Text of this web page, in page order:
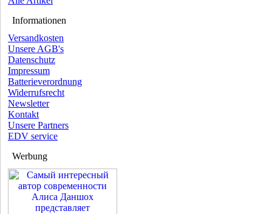
Informationen
Versandkosten
Unsere AGB's
Datenschutz
Impressum
Batterieverordnung
Widerrufsrecht
Newsletter
Kontakt
Unsere Partners
EDV service
Werbung